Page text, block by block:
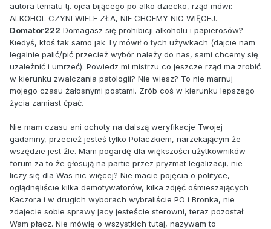
autora tematu tj. ojca bijącego po alko dziecko, rząd mówi:
ALKOHOL CZYNI WIELE ZŁA, NIE CHCEMY NIC WIĘCEJ.
Domator222 Domagasz się prohibicji alkoholu i papierosów?
Kiedyś, ktoś tak samo jak Ty mówił o tych używkach (dajcie nam
legalnie palić/pić przecież wybór należy do nas, sami chcemy się
uzależnić i umrzeć). Powiedz mi mistrzu co jeszcze rząd ma zrobić
w kierunku zwalczania patologii? Nie wiesz? To nie marnuj
mojego czasu żałosnymi postami. Zrób coś w kierunku lepszego
życia zamiast ćpać.
Nie mam czasu ani ochoty na dalszą weryfikacje Twojej
gadaniny, przecież jesteś tylko Polaczkiem, narzekającym że
wszędzie jest źle. Mam pogardę dla większości użytkowników
forum za to że głosują na partie przez pryzmat legalizacji, nie
liczy się dla Was nic więcej? Nie macie pojęcia o polityce,
oglądnęliście kilka demotywatorów, kilka zdjęć ośmieszających
Kaczora i w drugich wyborach wybraliście PO i Bronka, nie
zdajecie sobie sprawy jacy jesteście sterowni, teraz pozostał
Wam płacz. Nie mówię o wszystkich tutaj, nazywam to